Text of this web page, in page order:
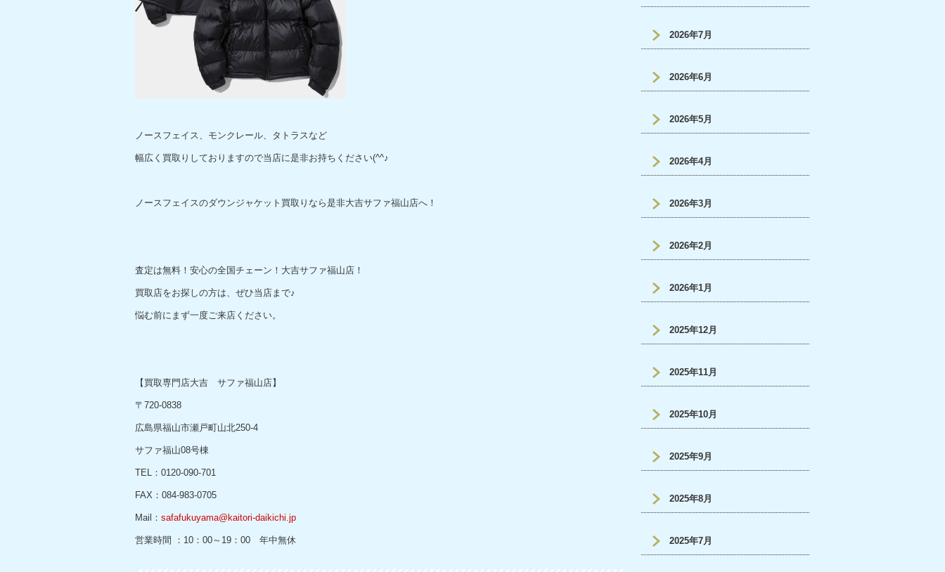
ノースフェイス、モンクレール、タトラスなど
幅広く買取りしておりますので当店に是非お持ちください(^^♪
ノースフェイスのダウンジャケット買取りなら是非大吉サファ福山店へ！
査定は無料！安心の全国チェーン！大吉サファ福山店！
買取店をお探しの方は、ぜひ当店まで♪
悩む前にまず一度ご来店ください。
【買取専門店大吉 サファ福山店】
〒720-0838
広島県福山市瀬戸町山北250-4
サファ福山08号棟
TEL：0120-090-701
FAX：084-983-0705
Mail： safafukuyama@kaitori-daikichi.jp
営業時間 ：10：00～19：00 年中無休
2026年7月
2026年6月
2026年5月
2026年4月
2026年3月
2026年2月
2026年1月
2025年12月
2025年11月
2025年10月
2025年9月
2025年8月
2025年7月